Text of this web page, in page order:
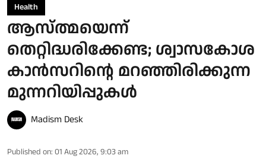
Health
ആസ്ത്മയെന്ന്
തെറ്റിദ്ധരിക്കേണ്ട; ശ്വാസകോശ
കാൻസറിന്റെ മറഞ്ഞിരിക്കുന്ന
മുന്നറിയിപ്പുകൾ
Madism Desk
Published on: 01 Aug 2026, 9:03 am